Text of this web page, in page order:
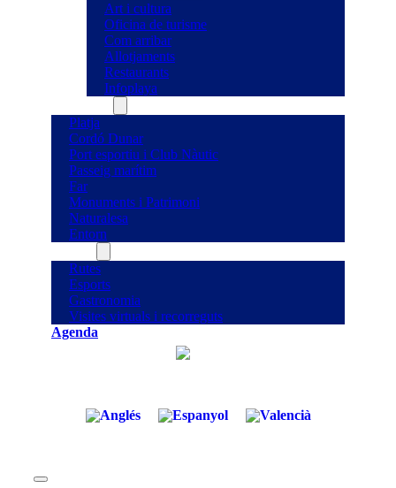
Art i cultura
Oficina de turisme
Com arribar
Allotjaments
Restaurants
Infoplaya
Platja
Cordó Dunar
Port esportiu i Club Nàutic
Passeig marítim
Far
Monuments i Patrimoni
Naturalesa
Entorn
Rutes
Esports
Gastronomia
Visites virtuals i recorreguts
Agenda